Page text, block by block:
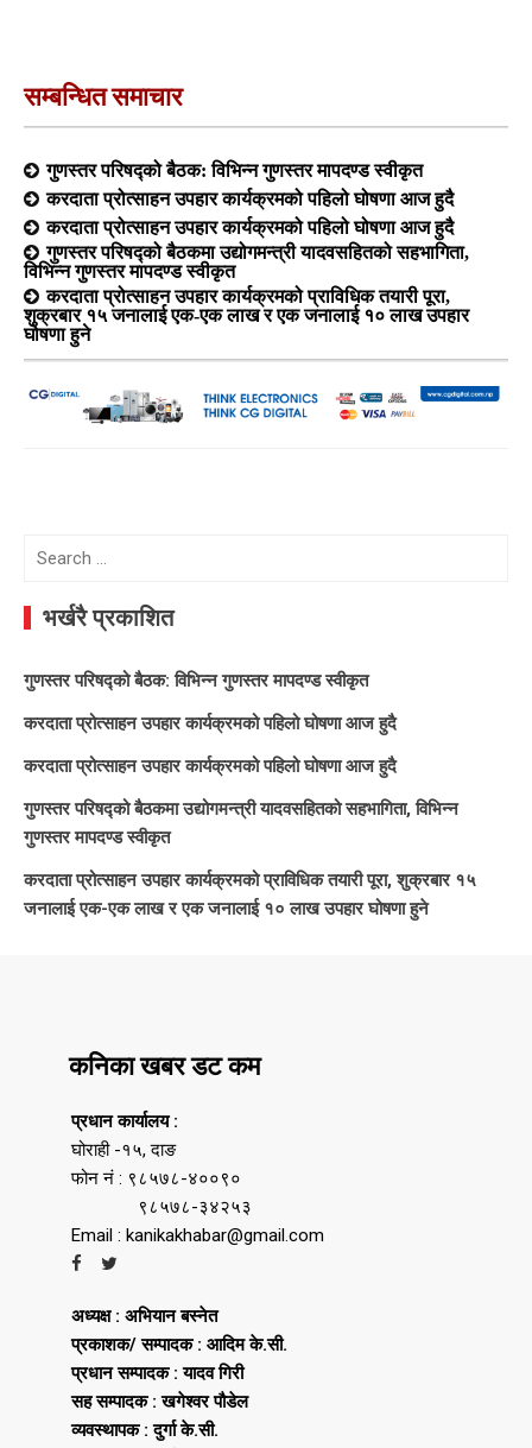
सम्बन्धित समाचार
गुणस्तर परिषद्को बैठक: विभिन्न गुणस्तर मापदण्ड स्वीकृत
करदाता प्रोत्साहन उपहार कार्यक्रमको पहिलो घोषणा आज हुदै
करदाता प्रोत्साहन उपहार कार्यक्रमको पहिलो घोषणा आज हुदै
गुणस्तर परिषद्को बैठकमा उद्योगमन्त्री यादवसहितको सहभागिता,
विभिन्न गुणस्तर मापदण्ड स्वीकृत
करदाता प्रोत्साहन उपहार कार्यक्रमको प्राविधिक तयारी पूरा,
शुक्रबार १५ जनालाई एक-एक लाख र एक जनालाई १० लाख उपहार
घोषणा हुने
Search
भर्खरै प्रकाशित
गुणस्तर परिषद्को बैठक: विभिन्न गुणस्तर मापदण्ड स्वीकृत
करदाता प्रोत्साहन उपहार कार्यक्रमको पहिलो घोषणा आज हुदै
करदाता प्रोत्साहन उपहार कार्यक्रमको पहिलो घोषणा आज हुदै
गुणस्तर परिषद्को बैठकमा उद्योगमन्त्री यादवसहितको सहभागिता, विभिन्न
गुणस्तर मापदण्ड स्वीकृत
करदाता प्रोत्साहन उपहार कार्यक्रमको प्राविधिक तयारी पूरा, शुक्रबार १५
जनालाई एक-एक लाख र एक जनालाई १० लाख उपहार घोषणा हुने
कनिका खबर डट कम
प्रधान कार्यालय :
घोराही -१५, दाङ
फोन नं : ९८५७८-४००९०
९८५७८-३४२५३
Email : kanikakhabar@gmail.com
अध्यक्ष : अभियान बस्नेत
प्रकाशक/ सम्पादक : आदिम के.सी.
प्रधान सम्पादक : यादव गिरी
सह सम्पादक : खगेश्वर पौडेल
व्यवस्थापक : दुर्गा के.सी.